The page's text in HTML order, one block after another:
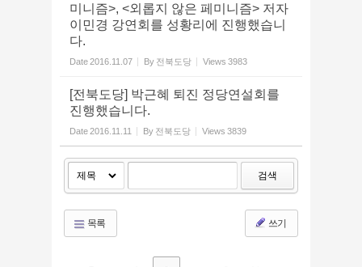
미니즘>, <외롭지 않은 페미니즘> 저자
이민경 강연회를 성황리에 진행했습니
다.
Date2016.11.07 By 전북도당 Views 3983
[전북도당] 박근혜 퇴진 정당연설회를
진행했습니다.
Date2016.11.11 By 전북도당 Views 3839
검색
목록 쓰기